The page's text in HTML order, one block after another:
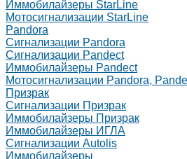
Иммобилайзеры StarLine
Мотосигнализации StarLine
Pandora
Сигнализации Pandora
Сигнализации Pandect
Иммобилайзеры Pandect
Мотосигнализации Pandora,
Призрак
Сигнализации Призрак
Иммобилайзеры Призрак
Иммобилайзеры ИГЛА
Сигнализации Autolis
Иммобилайзеры